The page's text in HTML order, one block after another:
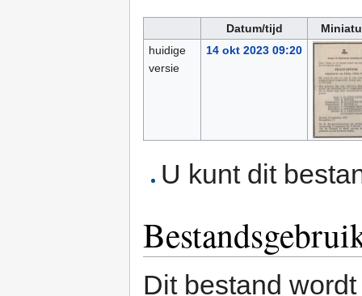
Datum/tijd
huidige
versie
14 okt 2023 09:20
U kunt dit
Dit bestand